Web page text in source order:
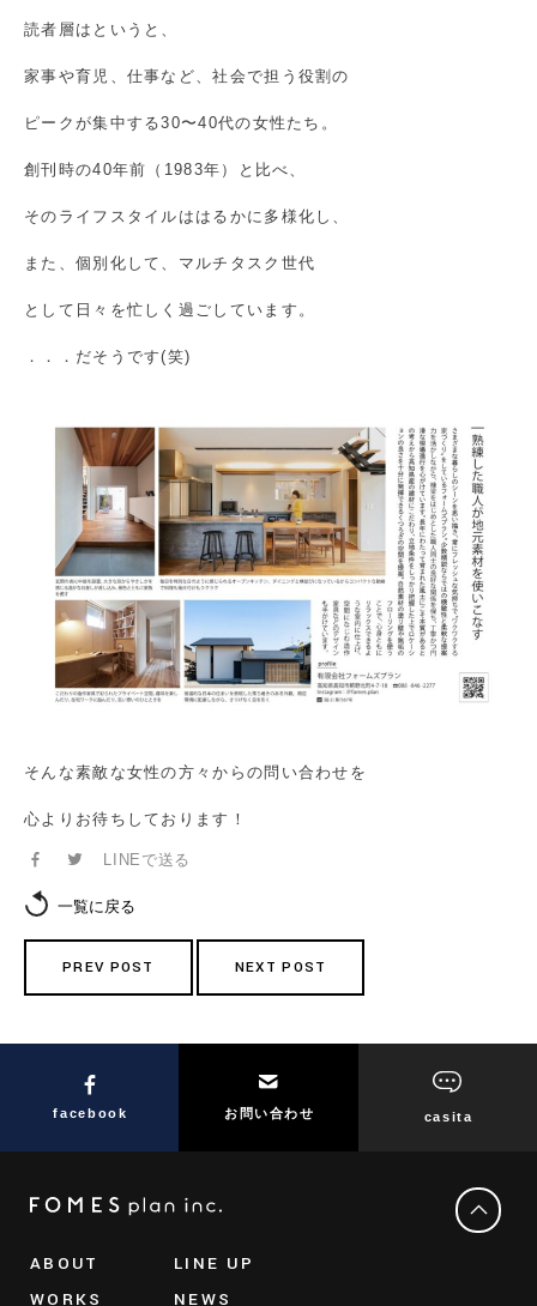
読者層はというと、
家事や育児、仕事など、社会で担う役割の
ピークが集中する30〜40代の女性たち。
創刊時の40年前（1983年）と比べ、
そのライフスタイルははるかに多様化し、
また、個別化して、マルチタスク世代
として日々を忙しく過ごしています。
．．．だそうです(笑)
そんな素敵な女性の方々からの問い合わせを
心よりお待ちしております！
LINEで送る
一覧に戻る
PREV POST NEXT POST
facebook お問い合わせ casita
ABOUT
LINE UP
WORKS
NEWS